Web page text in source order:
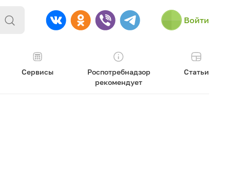
Войти
Сервисы
Роспотребнадзор
рекомендует
Статьи